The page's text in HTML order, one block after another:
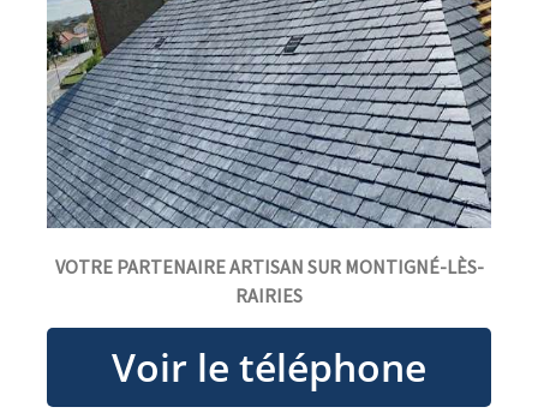
VOTRE PARTENAIRE ARTISAN SUR MONTIGNÉ-LÈS-
RAIRIES